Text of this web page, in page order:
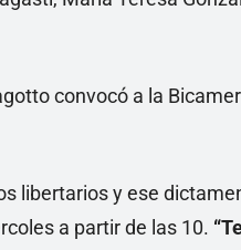
libertarios y ese
a partir de las 10.